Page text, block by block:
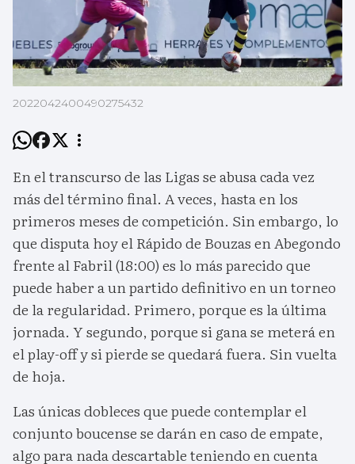
2022042400490275432
En el transcurso de las Ligas se abusa cada vez
más del término final. A veces, hasta en los
primeros meses de competición. Sin embargo, lo
que disputa hoy el Rápido de Bouzas en Abegondo
frente al Fabril (18:00) es lo más parecido que
puede haber a un partido definitivo en un torneo
de la regularidad. Primero, porque es la última
jornada. Y segundo, porque si gana se meterá en
el play-off y si pierde se quedará fuera. Sin vuelta
de hoja.
Las únicas dobleces que puede contemplar el
conjunto boucense se darán en caso de empate,
algo para nada descartable teniendo en cuenta